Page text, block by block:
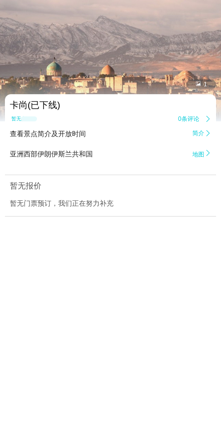
 1
卡尚(已下线)
暂无点评 0条评论 
查看景点简介及开放时间 简介 
亚洲西部伊朗伊斯兰共和国 地图 
暂无报价
暂无门票预订，我们正在努力补充